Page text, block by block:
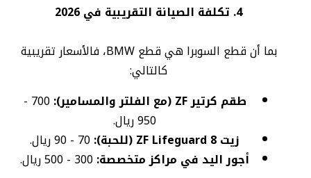
4. تكلفة الصيانة التقريبية في 2026
بما أن قطع السوبرا هي قطع BMW، فالأسعار تقريبية
كالتالي:
طقم كرتير ZF (مع الفلتر والمسامير):
700 -
950 ريال.
زيت ZF Lifeguard 8 (للحبة):
أجور اليد في مراكز متخصصة: